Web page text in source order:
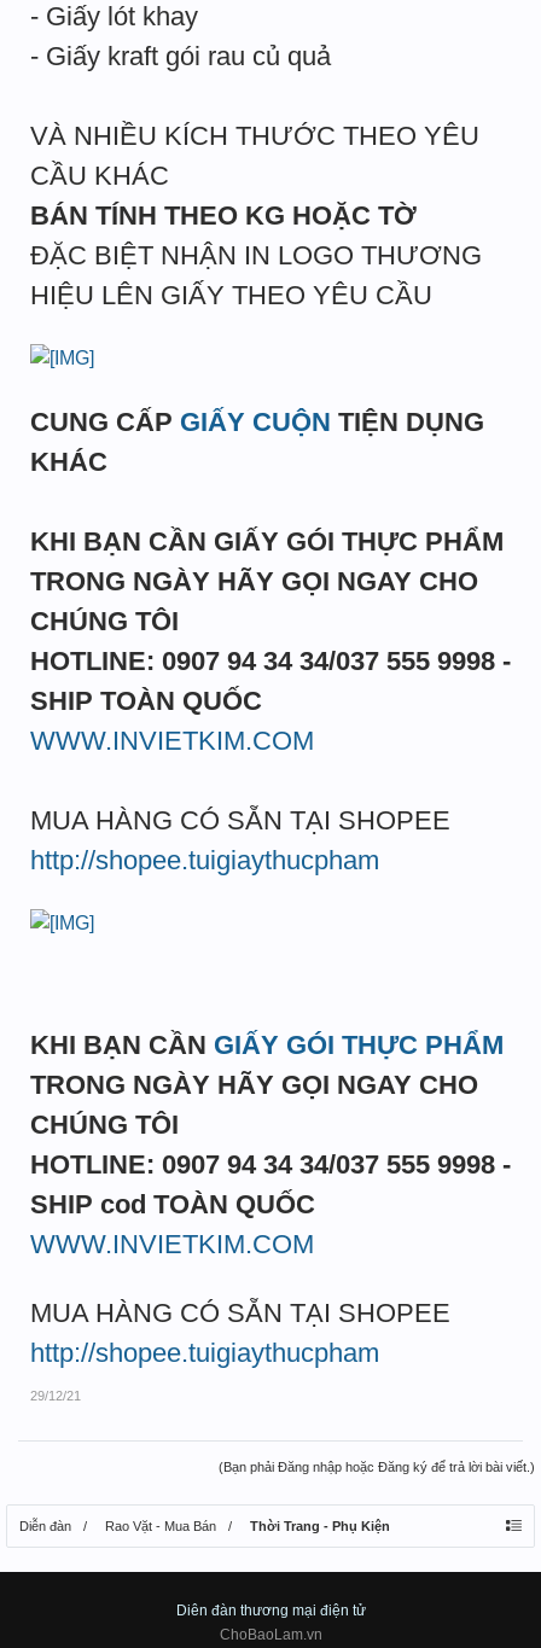
- Giấy lót khay
- Giấy kraft gói rau củ quả
VÀ NHIỀU KÍCH THƯỚC THEO YÊU
CẦU KHÁC
BÁN TÍNH THEO KG HOẶC TỜ
ĐẶC BIỆT NHẬN IN LOGO THƯƠNG
HIỆU LÊN GIẤY THEO YÊU CẦU
CUNG CẤP GIẤY CUỘN TIỆN DỤNG
KHÁC
KHI BẠN CẦN GIẤY GÓI THỰC PHẨM
TRONG NGÀY HÃY GỌI NGAY CHO
CHÚNG TÔI
HOTLINE: 0907 94 34 34/037 555 9998 -
SHIP TOÀN QUỐC
WWW.INVIETKIM.COM
MUA HÀNG CÓ SẴN TẠI SHOPEE
http://shopee.tuigiaythucpham
KHI BẠN CẦN GIẤY GÓI THỰC PHẨM
TRONG NGÀY HÃY GỌI NGAY CHO
CHÚNG TÔI
HOTLINE: 0907 94 34 34/037 555 9998 -
SHIP cod TOÀN QUỐC
WWW.INVIETKIM.COM
MUA HÀNG CÓ SẴN TẠI SHOPEE
http://shopee.tuigiaythucpham
29/12/21
(Bạn phải Đăng nhập hoặc Đăng ký để trả lời bài viết.)
Diễn đàn Rao Vặt - Mua Bán Thời Trang - Phụ Kiện
Diên đàn thương mại điện tử
ChoBaoLam.vn